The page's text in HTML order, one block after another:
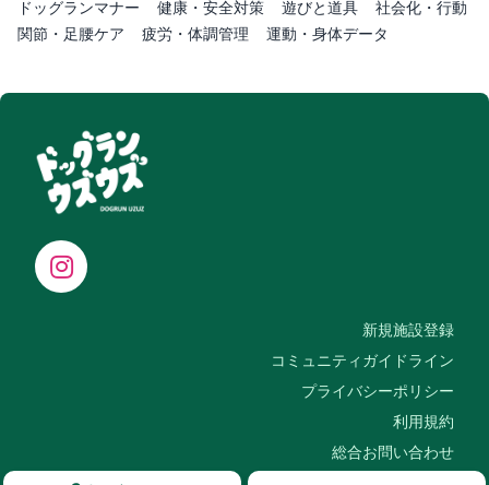
ドッグランマナー
健康・安全対策 遊びと道具
社会化・行動
関節・足腰ケア
疲労・体調管理 運動・身体データ
新規施設登録
コミュニティガイドライン
プライバシーポリシー
利用規約
総合お問い合わせ